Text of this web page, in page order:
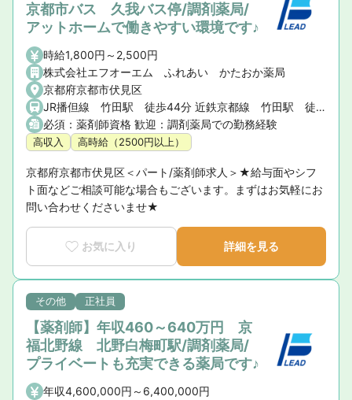
京都市バス 久我バス停/調剤薬局/
アットホームで働きやすい環境です♪
時給1,800円～2,500円
株式会社エフオーエム ふれあい かたおか薬局
京都府京都市伏見区
JR播但線 竹田駅 徒歩44分 近鉄京都線 竹田駅 徒歩44分 京都市営地下鉄烏丸線 竹田駅 徒歩44分 京都市バス 久我バス停 徒歩1分
必須：薬剤師資格 歓迎：調剤薬局での勤務経験
高収入 高時給（2500円以上）
京都府京都市伏見区＜パート/薬剤師求人＞★給与面やシフ
ト面などご相談可能な場合もございます。まずはお気軽にお
問い合わせくださいませ★
お気に入り 詳細を見る
その他 正社員
【薬剤師】年収460～640万円 京
福北野線 北野白梅町駅/調剤薬局/
プライベートも充実できる薬局です♪
年収4,600,000円～6,400,000円